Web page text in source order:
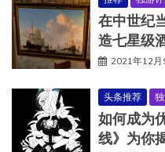
在中世纪
造七星级
2021年12月
头条推荐
如何成为
线》为你